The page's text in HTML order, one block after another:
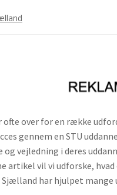
over for en række
gennem en STU
vejledning i deres
artikel vil vi udforske,
Sjælland har hjulpet